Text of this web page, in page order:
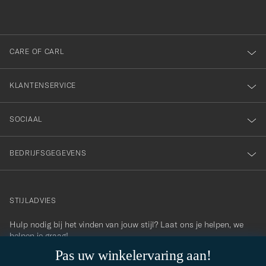
Pas uw winkelervaring aan!
onze
nieuwsbrief!
CARE OF CARL
KLANTENSERVICE
SOCIAAL
BEDRIJFSGEGEVENS
contact@careofcarl.com
STIJLADVIES
Hulp nodig bij het vinden van jouw stijl? Laat ons je helpen, we
helpen je graag!
STIJLADVIES